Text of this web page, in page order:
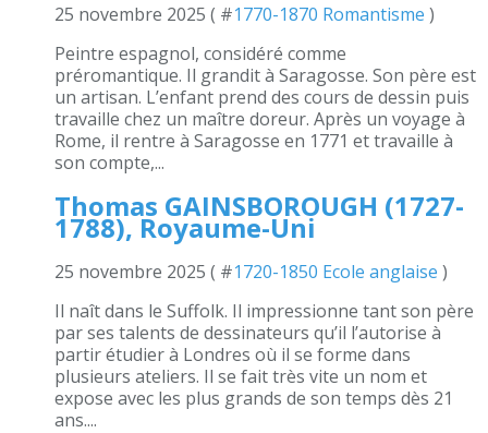
25 novembre 2025 ( #1770-1870 Romantisme )
Peintre espagnol, considéré comme
préromantique. Il grandit à Saragosse. Son père est
un artisan. L’enfant prend des cours de dessin puis
travaille chez un maître doreur. Après un voyage à
Rome, il rentre à Saragosse en 1771 et travaille à
son compte,...
Thomas GAINSBOROUGH (1727-
1788), Royaume-Uni
25 novembre 2025 ( #1720-1850 Ecole anglaise )
Il naît dans le Suffolk. Il impressionne tant son père
par ses talents de dessinateurs qu’il l’autorise à
partir étudier à Londres où il se forme dans
plusieurs ateliers. Il se fait très vite un nom et
expose avec les plus grands de son temps dès 21
ans....